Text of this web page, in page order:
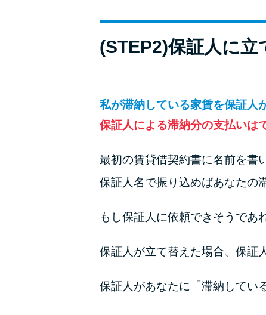
(STEP2)保証人に
私が滞納している家賃を保証人
保証人による滞納分の支払いは
最初の賃貸借契約書に名前を書
保証人名で振り込めばあなたの
もし保証人に依頼できそうであ
保証人が立て替えた場合、保証
保証人があなたに「滞納してい